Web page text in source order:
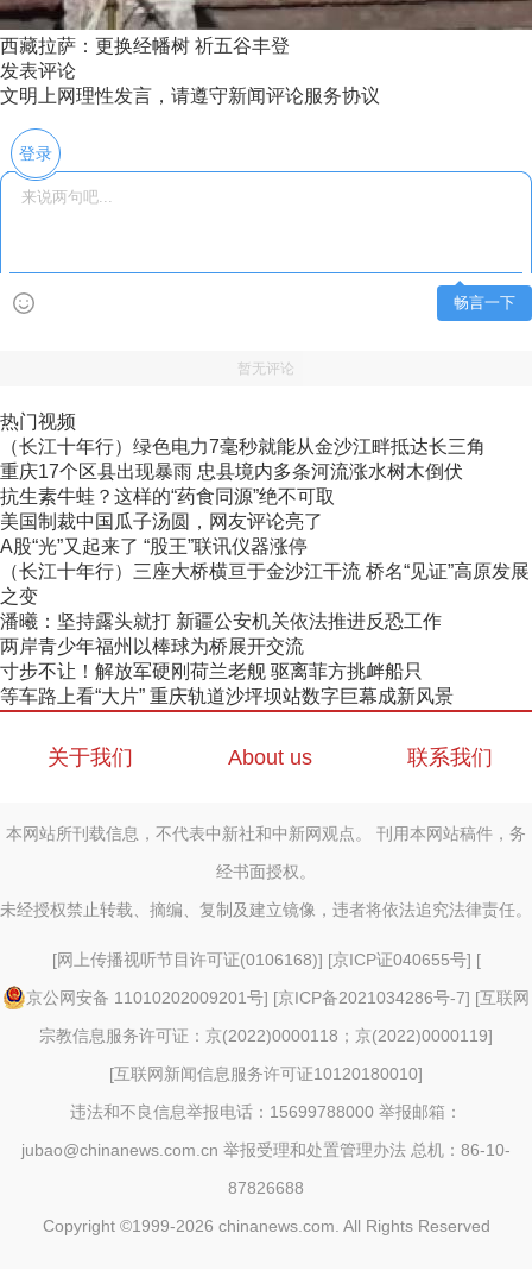
西藏拉萨：更换经幡树 祈五谷丰登
发表评论
文明上网理性发言，请遵守新闻评论服务协议
登录
畅言一下
暂无评论
热门视频
（长江十年行）绿色电力7毫秒就能从金沙江畔抵达长三角
重庆17个区县出现暴雨 忠县境内多条河流涨水树木倒伏
抗生素牛蛙？这样的“药食同源”绝不可取
美国制裁中国瓜子汤圆，网友评论亮了
A股“光”又起来了 “股王”联讯仪器涨停
（长江十年行）三座大桥横亘于金沙江干流 桥名“见证”高原发展
之变
潘曦：坚持露头就打 新疆公安机关依法推进反恐工作
两岸青少年福州以棒球为桥展开交流
寸步不让！解放军硬刚荷兰老舰 驱离菲方挑衅船只
等车路上看“大片” 重庆轨道沙坪坝站数字巨幕成新风景
关于我们 About us 联系我们
本网站所刊载信息，不代表中新社和中新网观点。 刊用本网站稿件，务
经书面授权。
未经授权禁止转载、摘编、复制及建立镜像，违者将依法追究法律责任。
[网上传播视听节目许可证(0106168)] [京ICP证040655号] [
京公网安备 11010202009201号] [京ICP备2021034286号-7] [互联网
宗教信息服务许可证：京(2022)0000118；京(2022)0000119]
[互联网新闻信息服务许可证10120180010]
违法和不良信息举报电话：15699788000 举报邮箱：
jubao@chinanews.com.cn 举报受理和处置管理办法 总机：86-10-
87826688
Copyright ©1999-2026 chinanews.com. All Rights Reserved